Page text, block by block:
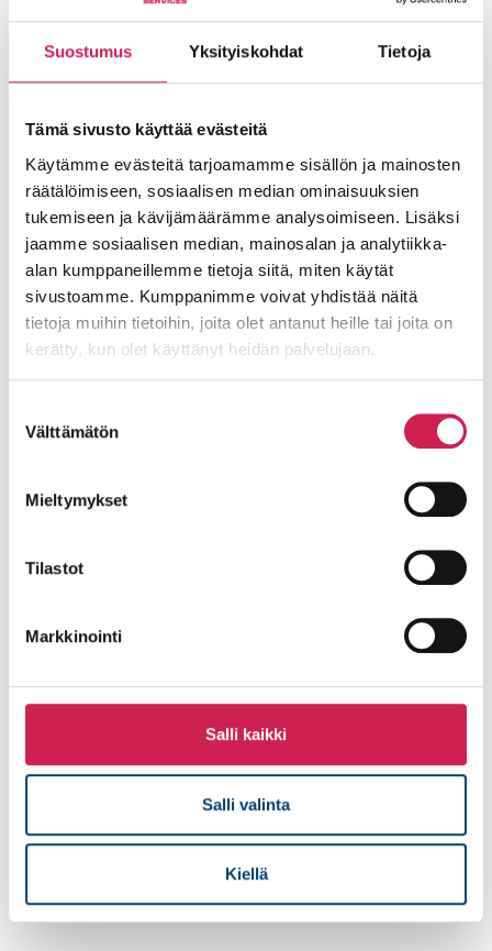
Suostumus Yksityiskohdat Tietoja
Tämä sivusto käyttää evästeitä
Käytämme evästeitä tarjoamamme sisällön ja mainosten
räätälöimiseen, sosiaalisen median ominaisuuksien
tukemiseen ja kävijämäärämme analysoimiseen. Lisäksi
jaamme sosiaalisen median, mainosalan ja analytiikka-
alan kumppaneillemme tietoja siitä, miten käytät
sivustoamme. Kumppanimme voivat yhdistää näitä
tietoja muihin tietoihin, joita olet antanut heille tai joita on
kerätty, kun olet käyttänyt heidän palvelujaan.
valinta
Välttämätön
Mieltymykset
Tilastot
Markkinointi
Salli kaikki
Salli valinta
Kiellä
Studiotec päivitti Mikkelin jäähallin kuvan,
äänen ja ohjauksen olennaiset palikat. Nyt
uudistunut halli pystyy vastaamaan niin
Mestarien liigan kuin vuodenkierron
Lue lisää
Nokia Arena – Maailmanluokan
Tampere on saanut maailmanluokan standardit
täyttävän monitoimihallin. Nokia Arenan
jykevästä äänentoistosta, koko jääpinnan
kattavasta projisoinnista ja